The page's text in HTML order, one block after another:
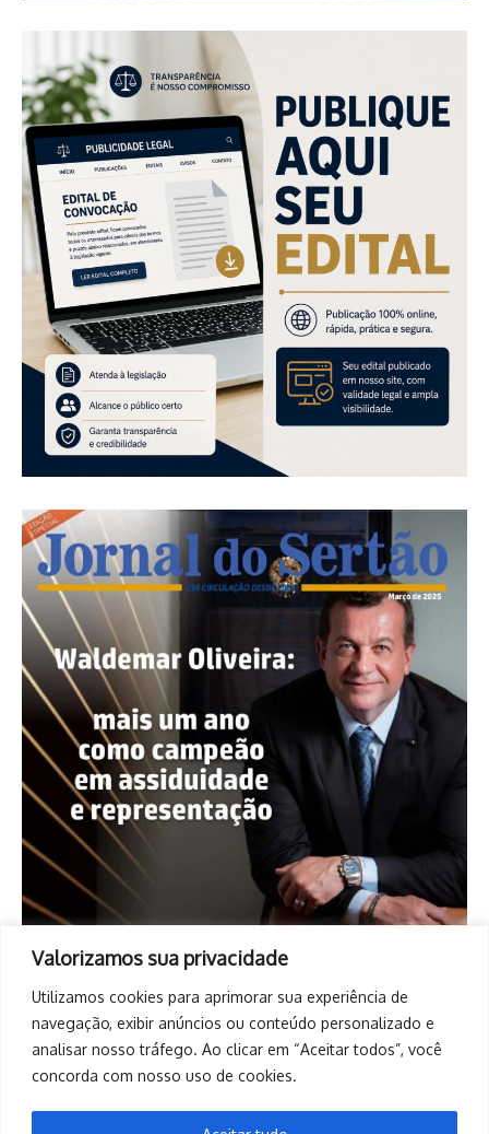
Valorizamos sua privacidade
Utilizamos cookies para aprimorar sua experiência de
navegação, exibir anúncios ou conteúdo personalizado e
analisar nosso tráfego. Ao clicar em “Aceitar todos”, você
concorda com nosso uso de cookies.